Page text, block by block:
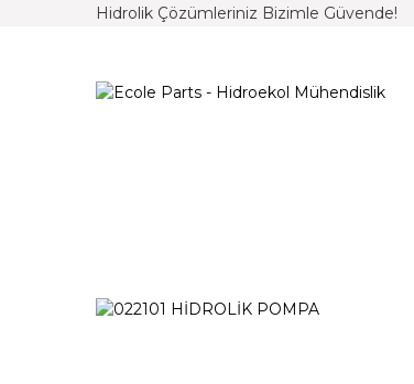
Hidrolik Çözümleriniz Bizimle Güvende!